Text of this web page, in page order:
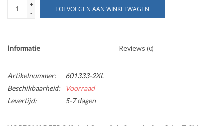
+
-
TOEVOEGEN AAN WINKELWAGEN
Informatie Reviews (0)
Artikelnummer:
601333-2XL
Beschikbaarheid:
Voorraad
Levertijd:
5-7 dagen